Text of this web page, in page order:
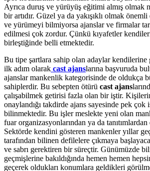
Ayrıca duruş ve yürüyüş eğitimi almış olmak
bir artıdır. Güzel ya da yakışıklı olmak
ve yürümeyi bilmiyorsa ajanslar ve firmalar
edilmesi çok zordur. Çünkü kıyafetler
birleştiğinde belli etmektedir.
Bu tipe şartlara sahip olan adaylar
ilk adım olarak cast ajanslarına başvuruda
ajanslar mankenlik kategorisinde de oldukça
sahiplerdir. Bu sebepten ötürü cast ajans
çalışabilmek getirisi fazla olan bir iştir.
onaylandığı takdirde ajans sayesinde pek
bilinmektedir. Bu işler meslekte yeni olan
fuar organizasyonlarından ya da tanıtımlardan
Sektörde kendini gösteren mankenler yıllar
tarafından bilinen defilelere çıkmaya
ve sabrı gerektiren bir süreçtir. Günümüzde
geçmişlerine bakıldığında hemen hemen
geçerek oldukları konumlara geldikleri